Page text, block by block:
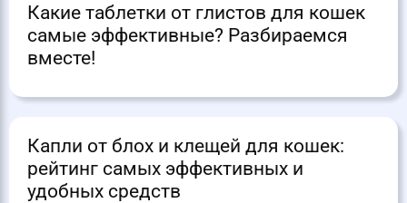
Какие таблетки от глистов для кошек
самые эффективные? Разбираемся
вместе!
Капли от блох и клещей для кошек:
рейтинг самых эффективных и
удобных средств